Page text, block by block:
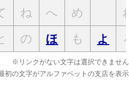
ね へ め
の ほ も よ
※リンクがない文字は選択できません
初の文字がアルファベットの支店を表示